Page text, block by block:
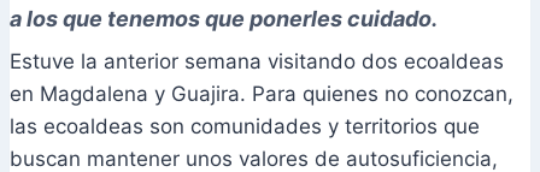
a los que tenemos que ponerles cuidado.
Estuve la anterior semana visitando dos ecoaldeas
en Magdalena y Guajira. Para quienes no conozcan,
las ecoaldeas son comunidades y territorios que
buscan mantener unos valores de autosuficiencia,